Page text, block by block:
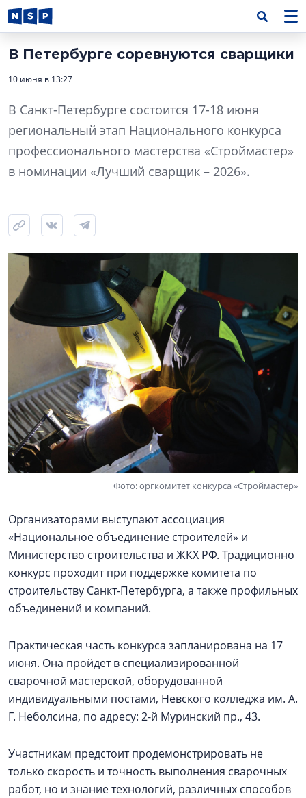
В Петербурге соревнуются сварщики
10 июня в 13:27
В Санкт-Петербурге состоится 17-18 июня
региональный этап Национального конкурса
профессионального мастерства «Строймастер»
в номинации «Лучший сварщик – 2026».
Фото: оргкомитет конкурса «Строймастер»
Организаторами выступают ассоциация
«Национальное объединение строителей» и
Министерство строительства и ЖКХ РФ. Традиционно
конкурс проходит при поддержке комитета по
строительству Санкт-Петербурга, а также профильных
объединений и компаний.
Практическая часть конкурса запланирована на 17
июня. Она пройдет в специализированной
сварочной мастерской, оборудованной
индивидуальными постами, Невского колледжа им. А.
Г. Неболсина, по адресу: 2-й Муринский пр., 43.
Участникам предстоит продемонстрировать не
только скорость и точность выполнения сварочных
работ, но и знание технологий, различных способов